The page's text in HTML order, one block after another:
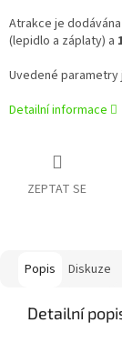
Atrakce je
(lepidlo a záplaty) a
Uvedené
Detailní informace
ZEPTAT SE
Popis Diskuze
Detailní